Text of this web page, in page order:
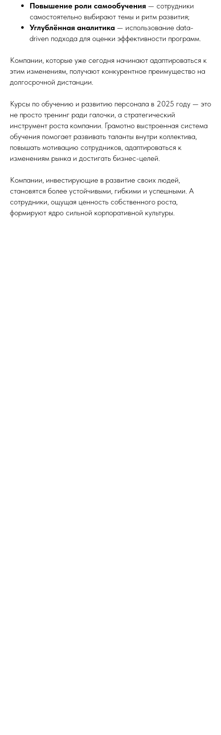
Повышение роли самообучения — сотрудники
самостоятельно выбирают темы и ритм развития;
Углублённая аналитика — использование data-
driven подхода для оценки эффективности программ.
Компании, которые уже сегодня начинают адаптироваться к
этим изменениям, получают конкурентное преимущество на
долгосрочной дистанции.
Курсы по обучению и развитию персонала в 2025 году — это
не просто тренинг ради галочки, а стратегический
инструмент роста компании. Грамотно выстроенная система
обучения помогает развивать таланты внутри коллектива,
повышать мотивацию сотрудников, адаптироваться к
изменениям рынка и достигать бизнес-целей.
Компании, инвестирующие в развитие своих людей,
становятся более устойчивыми, гибкими и успешными. А
сотрудники, ощущая ценность собственного роста,
формируют ядро сильной корпоративной культуры.